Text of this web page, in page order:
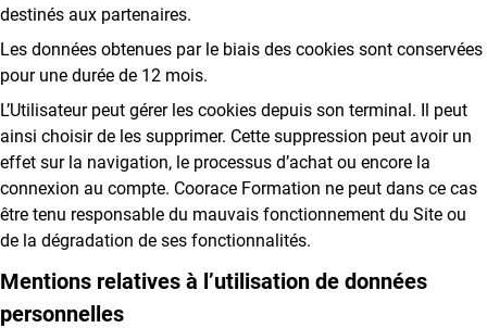
destinés aux partenaires.
Les données obtenues par le biais des cookies sont conservées
pour une durée de 12 mois.
L’Utilisateur peut gérer les cookies depuis son terminal. Il peut
ainsi choisir de les supprimer. Cette suppression peut avoir un
effet sur la navigation, le processus d’achat ou encore la
connexion au compte. Coorace Formation ne peut dans ce cas
être tenu responsable du mauvais fonctionnement du Site ou
de la dégradation de ses fonctionnalités.
Mentions relatives à l’utilisation de données
personnelles